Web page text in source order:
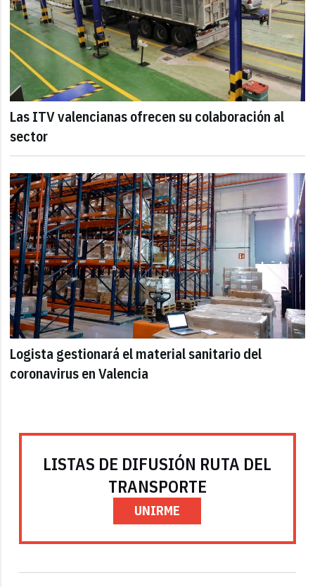
Las ITV valencianas ofrecen su colaboración al
sector
Logista gestionará el material sanitario del
coronavirus en Valencia
LISTAS DE DIFUSIÓN RUTA DEL
TRANSPORTE
UNIRME